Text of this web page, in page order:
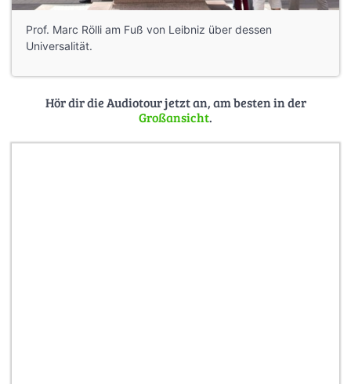
Prof. Marc Rölli am Fuß von Leibniz über dessen
Universalität.
Hör dir die Audiotour jetzt an, am besten in der
Großansicht.